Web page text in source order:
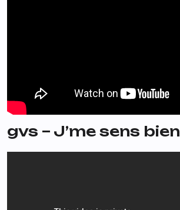
gvs – J’me sens bien